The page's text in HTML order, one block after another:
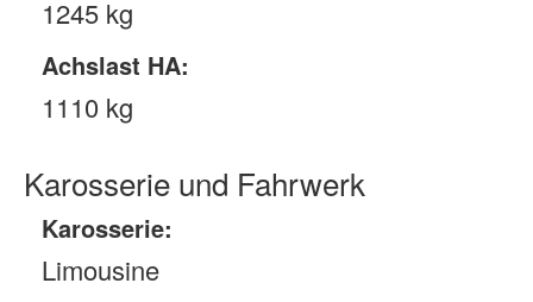
1245 kg
Achslast HA:
1110 kg
Karosserie und Fahrwerk
Karosserie:
Limousine